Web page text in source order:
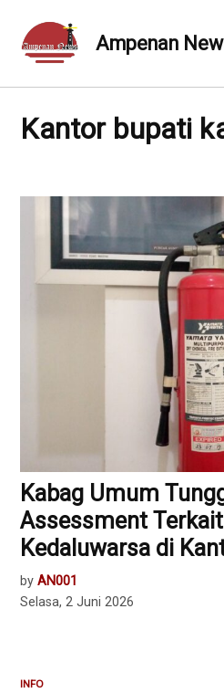
content
Ampenan
kantor bupati
Kabag Umum
Assessment Terkait
Kedaluwarsa di
by AN001
Selasa, 2 Juni 2026
INFO